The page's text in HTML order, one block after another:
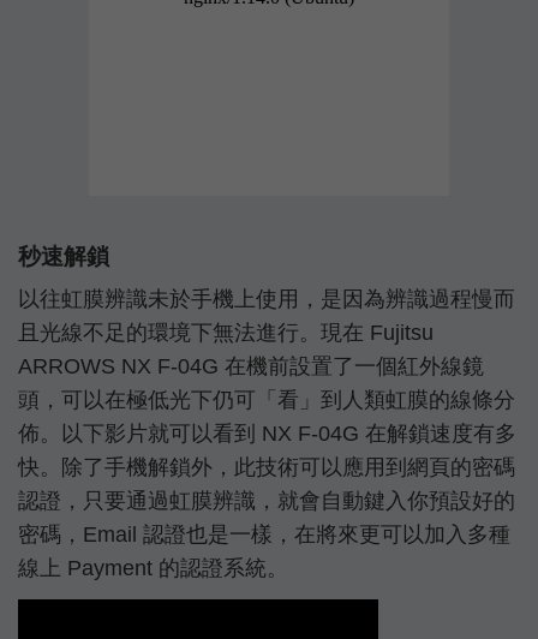
秒速解鎖
以往虹膜辨識未於手機上使用，是因為辨識過程慢而
且光線不足的環境下無法進行。現在 Fujitsu
ARROWS NX F-04G 在機前設置了一個紅外線鏡
頭，可以在極低光下仍可「看」到人類虹膜的線條分
佈。以下影片就可以看到 NX F-04G 在解鎖速度有多
快。除了手機解鎖外，此技術可以應用到網頁的密碼
認證，只要通過虹膜辨識，就會自動鍵入你預設好的
密碼，Email 認證也是一樣，在將來更可以加入多種
線上 Payment 的認證系統。